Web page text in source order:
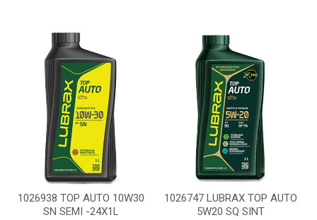
1026938 TOP AUTO 10W30
SN SEMI -24X1L
1026747 LUBRAX TOP AUTO
5W20 SQ SINT